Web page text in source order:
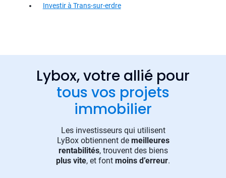
Investir à Trans-sur-erdre
Lybox, votre allié pour
tous vos projets
immobilier
Les investisseurs qui utilisent
LyBox obtiennent de meilleures
rentabilités, trouvent des biens
plus vite, et font moins d’erreur.